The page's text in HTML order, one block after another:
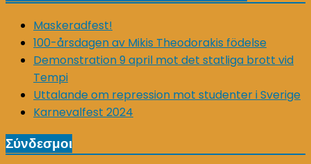
Maskeradfest!
100-årsdagen av Mikis Theodorakis födelse
Demonstration 9 april mot det statliga brott vid
Tempi
Uttalande om repression mot studenter i Sverige
Karnevalfest 2024
Σύνδεσμοι